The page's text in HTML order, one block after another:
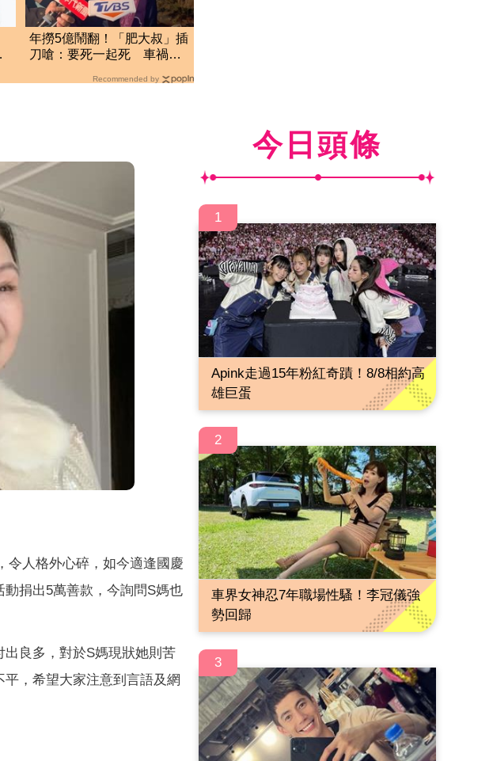
年撈5億鬧翻！「肥大叔」插
刀嗆：要死一起死 車禍
Recommended by
令人格外心碎，如今適逢國慶
捐出5萬善款，今詢問S媽也
良多，對於S媽現狀她則苦
，希望大家注意到言語及網
今日頭條
1
Apink走過15年粉紅奇蹟！8/8相約高
雄巨蛋
2
車界女神忍7年職場性騷！李冠儀強
勢回歸
3